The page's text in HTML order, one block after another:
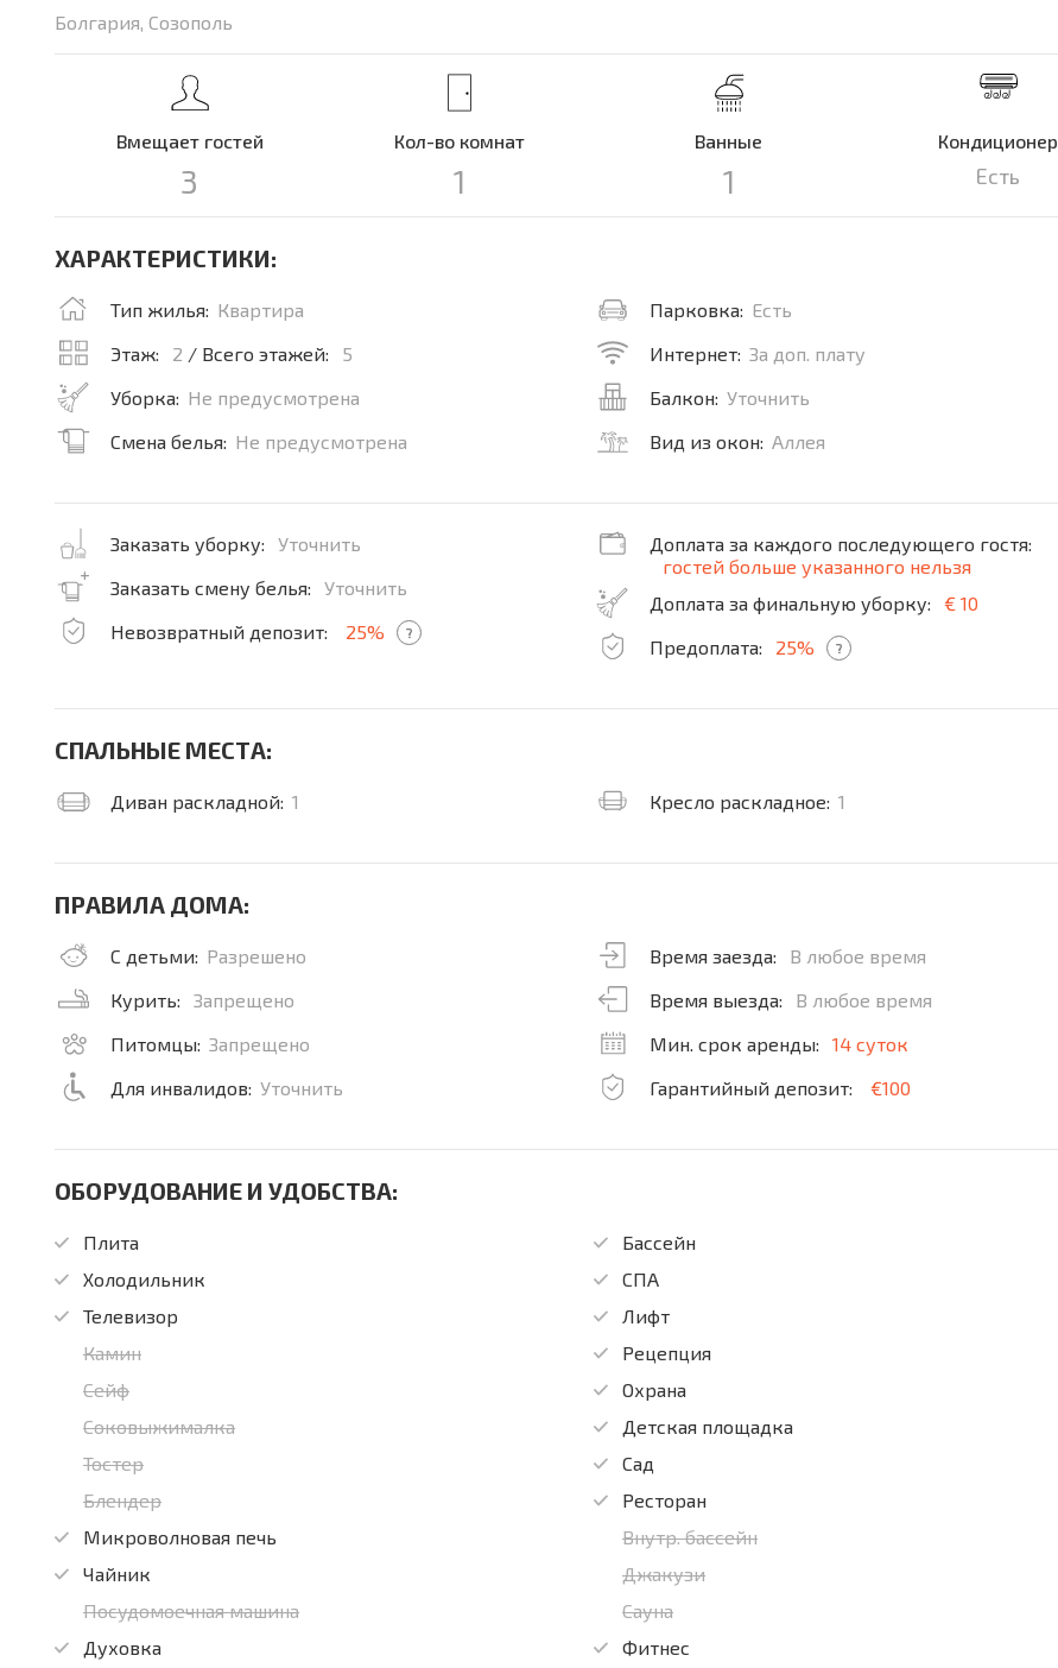
Болгария, Созополь
Вмещает гостей
3
Кол-во комнат
1
Ванные
1
Кондиционер
Есть
ХАРАКТЕРИСТИКИ:
Тип жилья: Квартира
Этаж:
2 / Всего этажей:
5
Уборка: Не предусмотрена
Смена белья: Не предусмотрена
Парковка: Есть
Интернет: За доп. плату
Балкон: Уточнить
Вид из окон: Аллея
Заказать уборку:
Уточнить
Заказать смену белья:
Уточнить
Невозвратный депозит:
25% ?
Доплата за каждого последующего гостя:
гостей больше указанного нельзя
Доплата за финальную уборку:
€ 10
Предоплата:
25% ?
СПАЛЬНЫЕ МЕСТА:
Диван раскладной: 1 Кресло раскладное: 1
ПРАВИЛА ДОМА:
С детьми: Разрешено
Курить:
Запрещено
Питомцы: Запрещено
Для инвалидов: Уточнить
Время заезда:
В любое время
Время выезда:
В любое время
Мин. срок аренды:
14 суток
Гарантийный депозит:
€100
ОБОРУДОВАНИЕ И УДОБСТВА:
Плита
Холодильник
Телевизор
Камин
Сейф
Соковыжималка
Тостер
Блендер
Микроволновая печь
Чайник
Посудомоечная машина
Духовка
Бассейн
СПА
Лифт
Рецепция
Охрана
Детская площадка
Сад
Ресторан
Внутр. бассейн
Джакузи
Сауна
Фитнес